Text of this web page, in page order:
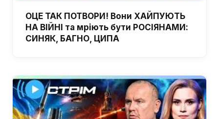
ОЦЕ ТАК ПОТВОРИ! Вони ХАЙПУЮТЬ
НА ВІЙНІ та мріють бути РОСІЯНАМИ:
СИНЯК, БАГНО, ЦИПА